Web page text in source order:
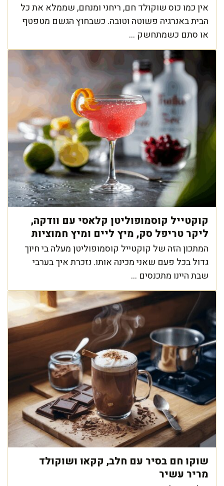
אין כמו כוס שוקולד חם, ריחני ומנחם, שממלא את כל
הבית באנרגיה פשוטה וטובה. כשבחוץ הגשם מטפטף
או סתם כשמתחשק ...
קוקטייל קוסמופוליטן קלאסי עם וודקה,
ליקר טריפל סק, מיץ ליים ומיץ חמוציות
המתכון הזה של קוקטייל קוסמופוליטן מעלה בי חיוך
גדול בכל פעם שאני מכינה אותו. נזכרת איך בערבי
שבת היינו מתכנסים ...
שוקו חם בסיר עם חלב, קקאו ושוקולד
מריר עשיר